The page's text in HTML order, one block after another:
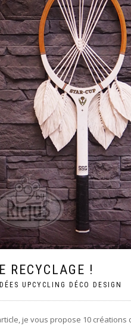
RECYCLAGE !
IDÉES UPCYCLING DÉCO DESIGN
je vous propose 10 créations